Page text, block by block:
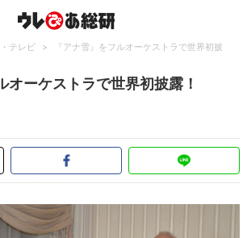
テレビ >
『アナ雪』をフルオーケストラで世界初披
オーケストラで世界初披露！